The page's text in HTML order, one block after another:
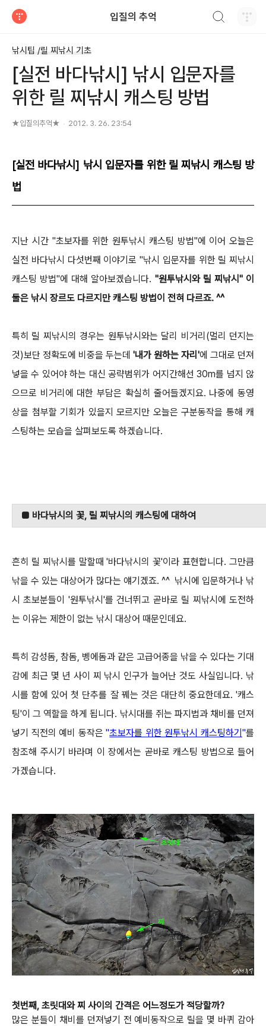
입질의 추억
낚시팁 /릴 찌낚시 기초
[실전 바다낚시] 낚시 입문자를
위한 릴 찌낚시 캐스팅 방법
★입질의추억★ 2012. 3. 26. 23:54
[실전 바다낚시] 낚시 입문자를 위한 릴 찌낚시 캐스팅 방
법
지난 시간 "초보자를 위한 원투낚시 캐스팅 방법"에 이어 오늘은
실전 바다낚시 다섯번째 이야기로 "낚시 입문자를 위한 릴 찌낚시
캐스팅 방법"에 대해 알아보겠습니다. "원투낚시와 릴 찌낚시" 이
둘은 낚시 장르도 다르지만 캐스팅 방법이 전혀 다르죠. ^^
특히 릴 찌낚시의 경우는 원투낚시와는 달리 비거리(멀리 던지는
것)보단 정확도에 비중을 두는데 '내가 원하는 자리'에 그대로 던져
넣을 수 있어야 하는 대신 공략범위가 어지간해선 30m를 넘지 않
으므로 비거리에 대한 부담은 확실히 줄어들겠지요. 나중에 동영
상을 첨부할 기회가 있을지 모르지만 오늘은 구분동작을 통해 캐
스팅하는 모습을 살펴보도록 하겠습니다.
■ 바다낚시의 꽃, 릴 찌낚시의 캐스팅에 대하여
흔히 릴 찌낚시를 말할때 '바다낚시의 꽃'이라 표현합니다. 그만큼
낚을 수 있는 대상어가 많다는 얘기겠죠. ^^ 낚시에 입문하거나 낚
시 초보분들이 '원투낚시'를 건너뛰고 곧바로 릴 찌낚시에 도전하
는 이유는 제한이 없는 낚시 대상어 때문인데요.
특히 감성돔, 참돔, 벵에돔과 같은 고급어종을 낚을 수 있다는 기대
감에 최근 몇 년 사이 찌 낚시 인구가 늘어난 것도 사실입니다. 낚
시를 함에 있어 첫 단추를 잘 꿰는 것은 대단히 중요한데요. '캐스
팅'이 그 역할을 하게 됩니다. 낚시대를 쥐는 파지법과 채비를 던져
넣기 직전의 예비 동작은"초보자를 위한 원투낚시 캐스팅하기"를
참조해 주시기 바라며 이 장에서는 곧바로 캐스팅 방법으로 들어
가겠습니다.
첫번째, 초릿대와 찌 사이의 간격은 어느정도가 적당할까?
많은 분들이 채비를 던져넣기 전 예비동작으로 릴을 몇 바퀴 감아